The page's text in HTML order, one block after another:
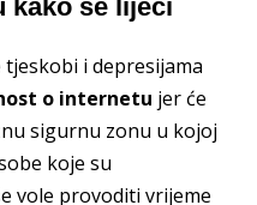
kako se liječi
i depresijama
o internetu jer će
sigurnu zonu u kojoj
koje su
vole provoditi vrijeme